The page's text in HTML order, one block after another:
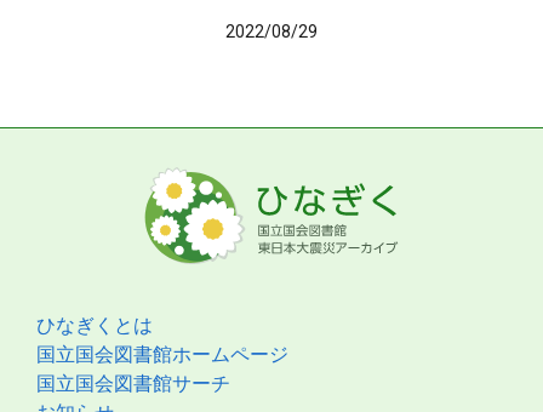
2022/08/29
ひなぎくとは
国立国会図書館ホームページ
国立国会図書館サーチ